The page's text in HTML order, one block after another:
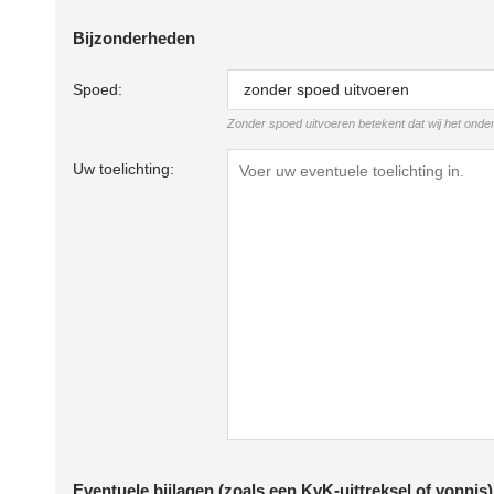
Bijzonderheden
Spoed:
Zonder spoed uitvoeren betekent dat wij het
Uw toelichting:
Eventuele bijlagen (zoals een KvK-uittreksel of vonnis)